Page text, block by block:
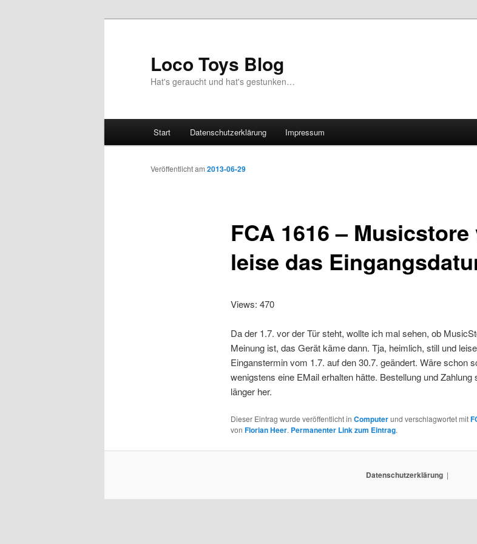
Loco Toys Blog
Hat's geraucht und hat's gestunken…
Start Datenschutzerklärung Impressum
FCA 1616 –
leise das
Veröffentlicht am 2013-06-29
Views: 470
Da der 1.7. vor der Tür steht, wollte ich mal sehen, ob
Meinung ist, das Gerät käme dann. Tja, heimlich, still und
Einganstermin vom 1.7. auf den 30.7. geändert. Wäre schon
wenigstens eine EMail erhalten hätte. Bestellung und
länger her.
Dieser Eintrag wurde veröffentlicht in Computerund verschlagwortet mit
von Florian Heer. Permanenter Link zum Eintrag.
Datenschutzerklärung